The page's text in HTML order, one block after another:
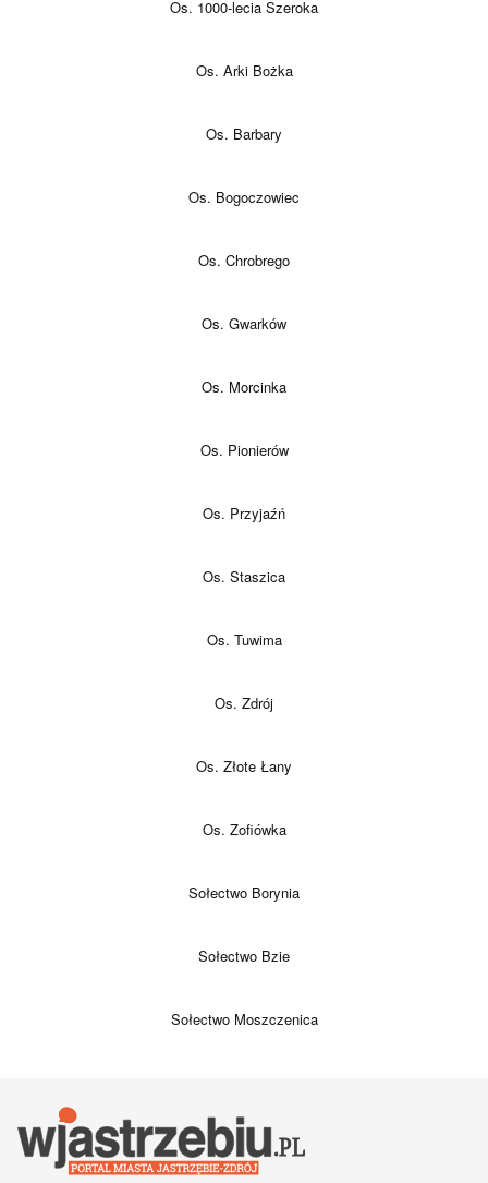
Os. 1000-lecia Szeroka
Os. Arki Bożka
Os. Barbary
Os. Bogoczowiec
Os. Chrobrego
Os. Gwarków
Os. Morcinka
Os. Pionierów
Os. Przyjaźń
Os. Staszica
Os. Tuwima
Os. Zdrój
Os. Złote Łany
Os. Zofiówka
Sołectwo Borynia
Sołectwo Bzie
Sołectwo Moszczenica